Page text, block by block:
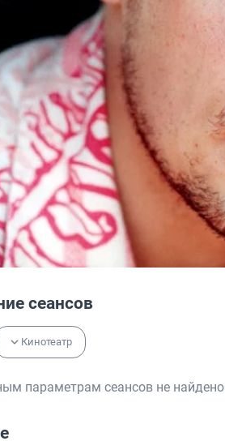
сеансов
Кинотеатр
параметрам сеансов не найдено